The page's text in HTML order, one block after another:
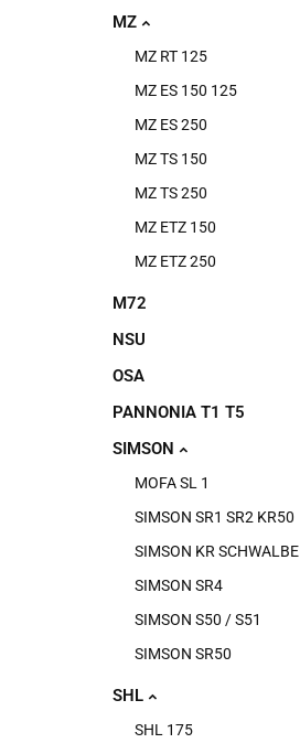
MZ
MZ RT 125
MZ ES 150 125
MZ ES 250
MZ TS 150
MZ TS 250
MZ ETZ 150
MZ ETZ 250
M72
NSU
OSA
PANNONIA T1 T5
SIMSON
MOFA SL 1
SIMSON SR1 SR2 KR50
SIMSON KR
SIMSON SR4
SIMSON S50 / S51
SIMSON SR50
SHL
SHL 175